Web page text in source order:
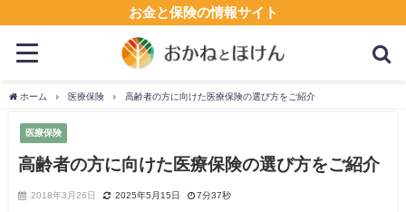
お金と保険の情報サイト
ホーム 医療保険 高齢者の方に向けた医療保険の選び方をご紹介
医療保険
高齢者の方に向けた医療保険の選び方をご紹介
2018年3月26日 2025年5月15日 7分37秒